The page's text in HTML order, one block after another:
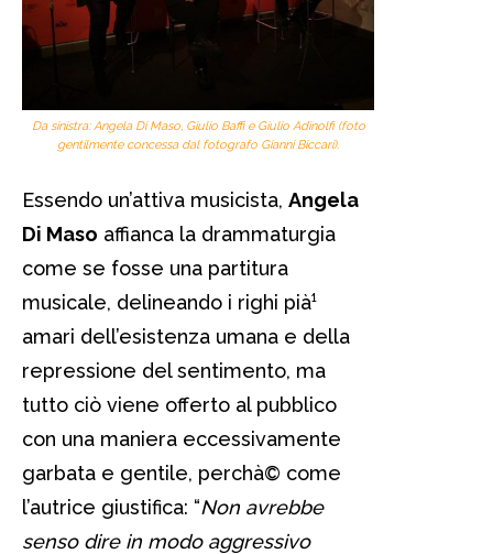
Da sinistra: Angela Di Maso, Giulio Baffi e Giulio Adinolfi (foto
gentilmente concessa dal fotografo Gianni Biccari).
Essendo un’attiva musicista, Angela
Di Maso affianca la drammaturgia
come se fosse una partitura
musicale, delineando i righi pià¹
amari dell’esistenza umana e della
repressione del sentimento, ma
tutto ciò viene offerto al pubblico
con una maniera eccessivamente
garbata e gentile, perchà© come
l’autrice giustifica: “Non avrebbe
senso dire in modo aggressivo